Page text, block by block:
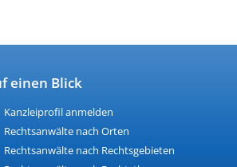
einen Blick
Kanzleiprofil anmelden
Rechtsanwälte nach Orten
Rechtsanwälte nach Rechtsgebieten